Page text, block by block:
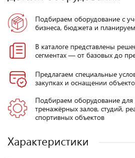
Подбираем оборудование с
бизнеса, бюджета и
В каталоге представлены
сегментах — от базовых до
Предлагаем специальные
закупках и оснащении
Подбираем оборудование для
тренажёрных залов, студий,
спортивных объектов
Характеристики